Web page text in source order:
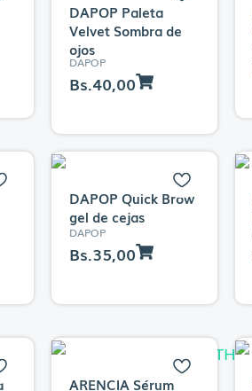
DAPOP Paleta
Velvet Sombra de
ojos
DAPOP
Bs.40,00
DAPOP Quick Brow
gel de cejas
DAPOP
Bs.35,00
ARENCIA Sérum